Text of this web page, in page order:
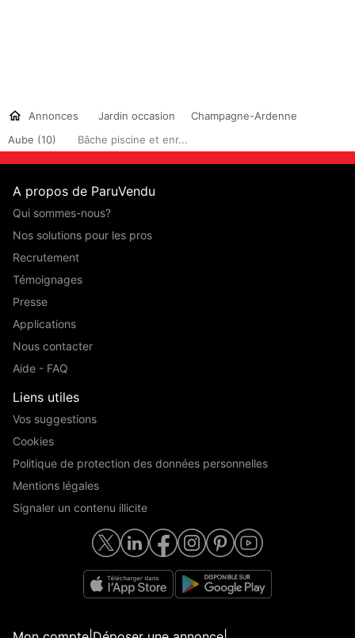
Annonces Jardin occasion
Champagne-Ardenne
Aube (10)
Bâche piscine et enr...
A propos de ParuVendu
Qui sommes-nous?
Nos solutions pour les pros
Recrutement
Témoignages
Presse
Applications
Nous contacter
Aide - FAQ
Liens utiles
Vos suggestions
Cookies
Politique de protection des données personnelles
Mentions légales
Signaler un contenu illicite